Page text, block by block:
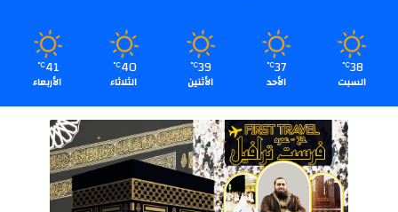
38
℃
السبت
37
℃
الأحد
39
℃
الأثنين
40
℃
الثلاثاء
41
℃
الأربعاء